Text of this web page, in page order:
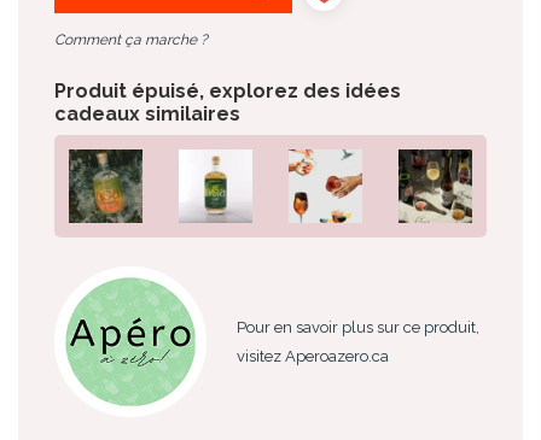
Comment ça marche ?
Produit épuisé, explorez des idées
cadeaux similaires
Pour en savoir plus sur ce produit,
visitez Aperoazero.ca